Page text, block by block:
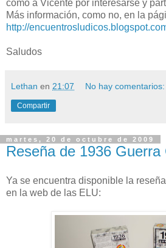
como a Vicente por interesarse y
Más información, como no, en la
http://
Saludos
Lethan en 21:07 No hay comentarios:
Compartir
martes, 20 de octubre de 2009
Reseña de 1936 Guerra
Ya se encuentra disponible la
en la web de las ELU: